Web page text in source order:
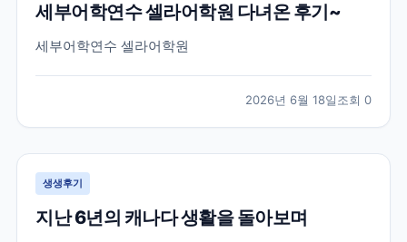
세부어학연수 셀라어학원 다녀온 후기~
세부어학연수 셀라어학원
2026년 6월 18일조회 0
생생후기
지난 6년의 캐나다 생활을 돌아보며